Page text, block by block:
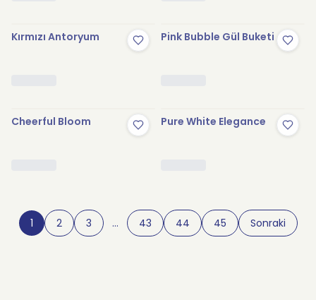
Kırmızı Antoryum Pink Bubble Gül Buketi
Cheerful Bloom Pure White Elegance
1 2 3 … 43 44 45 Sonraki